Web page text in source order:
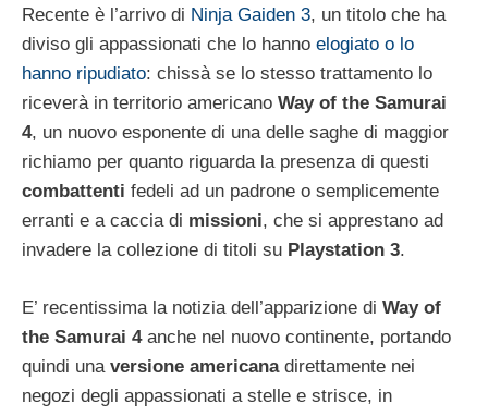
Recente è l’arrivo di Ninja Gaiden 3, un titolo che ha
diviso gli appassionati che lo hanno elogiato o lo
hanno ripudiato: chissà se lo stesso trattamento lo
riceverà in territorio americano Way of the Samurai
4, un nuovo esponente di una delle saghe di maggior
richiamo per quanto riguarda la presenza di questi
combattenti fedeli ad un padrone o semplicemente
erranti e a caccia di missioni, che si apprestano ad
invadere la collezione di titoli su Playstation 3.
E’ recentissima la notizia dell’apparizione di Way of
the Samurai 4anche nel nuovo continente, portando
quindi una versione americanadirettamente nei
negozi degli appassionati a stelle e strisce, in